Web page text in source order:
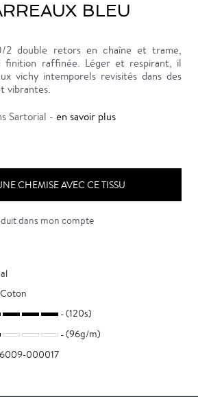
BLEU
2 double retors en chaîne et trame,
raffinée. Léger et respirant, il
vichy intemporels revisités dans des
vibrantes.
Sartorial - en savoir plus
CHEMISE AVEC CE TISSU
dans mon compte
(120s)
(96g/m)
000017